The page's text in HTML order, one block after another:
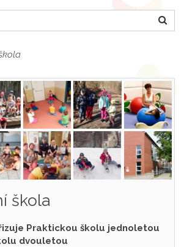
Hledat
škola
Praktickou školu jednoletou
dvouletou